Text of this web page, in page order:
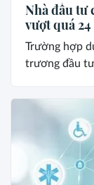
Nhà đầu tư
vượt quá
Trường hợp
trương đầu